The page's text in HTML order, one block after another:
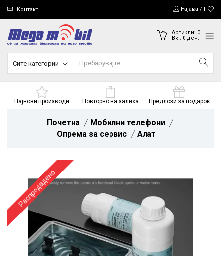
Контакт Најава /
Артикли: 0
Вк.: 0ден.
Сите категории
Најнови производи Повторно на залиха Предлози за подарок
Почетна
Мобилни телефони
Опрема за сервис
Алат
Распродадено